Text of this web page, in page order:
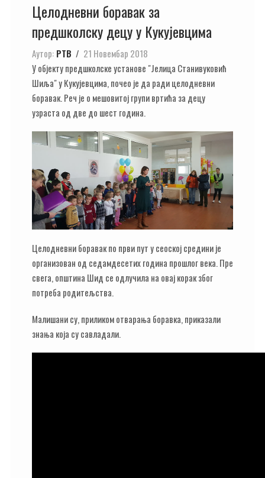
Целодневни боравак за
предшколску децу у Кукујевцима
Аутор: РТВ
21 Новембар 2018
У објекту предшколске установе "Јелица Станивуковић
Шиља" у Кукујевцима, почео је да ради целодневни
боравак. Реч је о мешовитој групи вртића за децу
узраста од две до шест година.
Целодневни боравак по први пут у сеоској средини је
организован од седамдесетих година прошлог века. Пре
свега, општина Шид се одлучила на овај корак због
потреба родитељства.
Малишани су, приликом отварања боравка, приказали
знања која су савладали.